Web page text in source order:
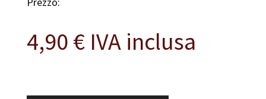
4,90 € IVA inclusa